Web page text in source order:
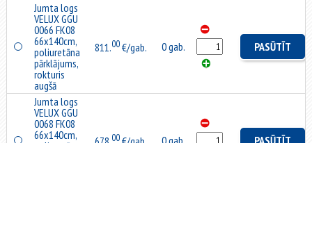
Jumta logs
VELUX GGU
0066 FK08
66x140cm,
poliuretāna
pārklājums,
rokturis
augšā
811.00€/gab. 0 gab. PASŪTĪT
Jumta logs
VELUX GGU
0068 FK08
66x140cm,
poliuretāna
678. 00€/gab. 0 gab. PASŪTĪT